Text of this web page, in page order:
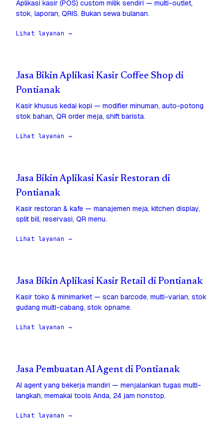
Aplikasi kasir (POS) custom milik sendiri — multi-outlet,
stok, laporan, QRIS. Bukan sewa bulanan.
Lihat layanan →
Jasa Bikin Aplikasi Kasir Coffee Shop di
Pontianak
Kasir khusus kedai kopi — modifier minuman, auto-potong
stok bahan, QR order meja, shift barista.
Lihat layanan →
Jasa Bikin Aplikasi Kasir Restoran di
Pontianak
Kasir restoran & kafe — manajemen meja, kitchen display,
split bill, reservasi, QR menu.
Lihat layanan →
Jasa Bikin Aplikasi Kasir Retail di Pontianak
Kasir toko & minimarket — scan barcode, multi-varian, stok
gudang multi-cabang, stok opname.
Lihat layanan →
Jasa Pembuatan AI Agent di Pontianak
AI agent yang bekerja mandiri — menjalankan tugas multi-
langkah, memakai tools Anda, 24 jam nonstop.
Lihat layanan →